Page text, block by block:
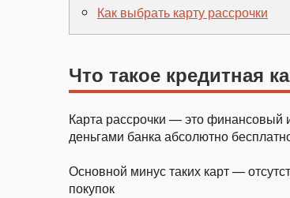
Как выбрать карту рассрочки
Что такое кредитная
Карта рассрочки — это финансовый
деньгами банка абсолютно
Основной минус таких карт —
покупок